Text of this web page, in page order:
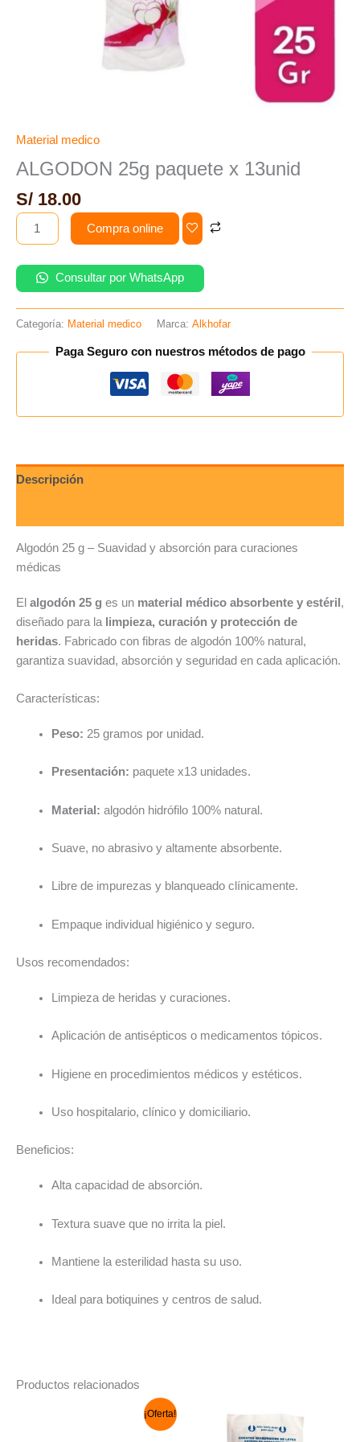
Material medico
ALGODON 25g paquete x 13unid
S/ 18.00
Compra online
Consultar por WhatsApp
Categoría: Material medico Marca: Alkhofar
Paga Seguro con nuestros métodos de pago
Descripción
Algodón 25 g – Suavidad y absorción para curaciones
médicas
El algodón 25 g es un material médico absorbente y estéril,
diseñado para la limpieza, curación y protección de
heridas. Fabricado con fibras de algodón 100% natural,
garantiza suavidad, absorción y seguridad en cada aplicación.
Características:
Peso: 25 gramos por unidad.
Presentación: paquete x13 unidades.
Material: algodón hidrófilo 100% natural.
Suave, no abrasivo y altamente absorbente.
Libre de impurezas y blanqueado clínicamente.
Empaque individual higiénico y seguro.
Usos recomendados:
Limpieza de heridas y curaciones.
Aplicación de antisépticos o medicamentos tópicos.
Higiene en procedimientos médicos y estéticos.
Uso hospitalario, clínico y domiciliario.
Beneficios:
Alta capacidad de absorción.
Textura suave que no irrita la piel.
Mantiene la esterilidad hasta su uso.
Ideal para botiquines y centros de salud.
Productos relacionados
¡Oferta!